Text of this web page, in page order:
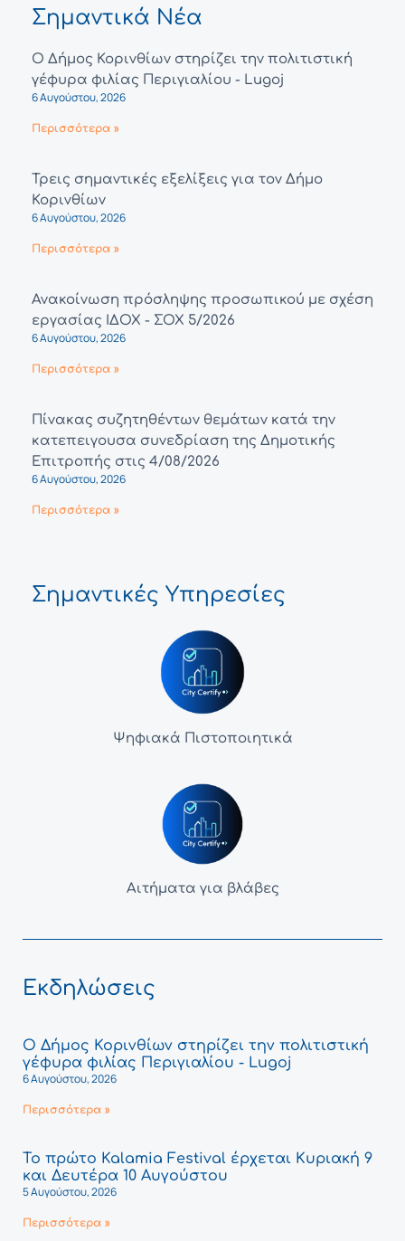
Σημαντικά Νέα
Ο Δήμος Κορινθίων στηρίζει την πολιτιστική
γέφυρα φιλίας Περιγιαλίου - Lugoj
6 Αυγούστου, 2026
Περισσότερα »
Τρεις σημαντικές εξελίξεις για τον Δήμο
Κορινθίων
6 Αυγούστου, 2026
Περισσότερα »
Ανακοίνωση πρόσληψης προσωπικού με σχέση
εργασίας ΙΔΟΧ - ΣΟΧ 5/2026
6 Αυγούστου, 2026
Περισσότερα »
Πίνακας συζητηθέντων θεμάτων κατά την
κατεπειγουσα συνεδρίαση της Δημοτικής
Επιτροπής στις 4/08/2026
6 Αυγούστου, 2026
Περισσότερα »
Σημαντικές Υπηρεσίες
Ψηφιακά Πιστοποιητικά
Αιτήματα για βλάβες
Εκδηλώσεις
Ο Δήμος Κορινθίων στηρίζει την πολιτιστική
γέφυρα φιλίας Περιγιαλίου - Lugoj
6 Αυγούστου, 2026
Περισσότερα »
Το πρώτο Kalamia Festival έρχεται Κυριακή 9
και Δευτέρα 10 Αυγούστου
5 Αυγούστου, 2026
Περισσότερα »